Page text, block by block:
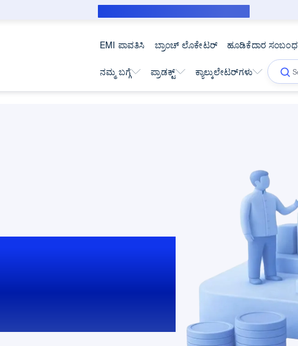
EMI ಪಾವತಿಸಿ ಬ್ರಾಂಚ್ ಲೊಕೇಟರ್ ಹೂಡಿಕೆದಾರ ಸಂಬಂಧ
ನಮ್ಮ ಬಗ್ಗೆ ಪ್ರಾಡಕ್ಟ್ ಕ್ಯಾಲ್ಕುಲೇಟರ್‌ಗಳು
ಮತ್ತು